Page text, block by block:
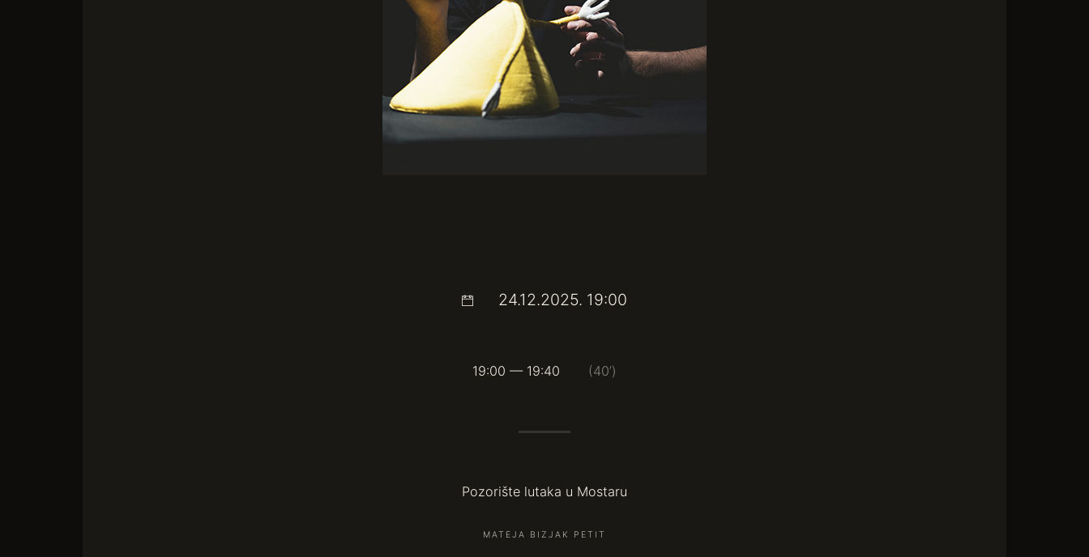
24.12.2025. 19:00
19:00 — 19:40 (40’)
Pozorište lutaka u Mostaru
MATEJA BIZJAK PETIT